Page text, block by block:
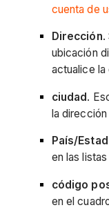
cuenta de
Dirección.
ubicación
actualice la
ciudad.
la dirección
País/
en las
código
en el